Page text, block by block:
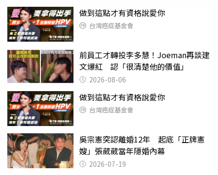
做到這點才有資格說愛你
台灣癌症基金會
前員工才轉投李多慧！Joeman再談建
文爆紅 認「很清楚他的價值」
2026-08-06
做到這點才有資格說愛你
台灣癌症基金會
吳宗憲突認離婚12年 起底「正牌憲
嫂」張葳葳當年隱婚內幕
2026-07-19